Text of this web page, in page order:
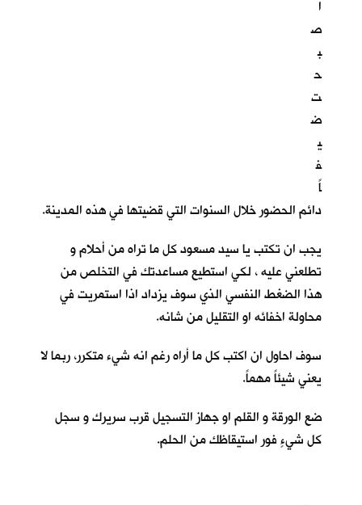
ا
ص
ب
ح
ت
ض
ي
ف
اً
دائم الحضور خلال السنوات التي قضيتها في هذه المدينة.
يجب ان تكتب يا سيد مسعود كل ما تراه من أحلام و
تطلعني عليه ، لكي استطيع مساعدتك في التخلص من
هذا الضغط النفسي الذي سوف يزداد اذا استمريت في
محاولة اخفائه او التقليل من شانه.
سوف احاول ان اكتب كل ما أراه رغم انه شيء متكرر، ربما لا
يعني شيئاً مهماً.
ضع الورقة و القلم او جهاز التسجيل قرب سريرك و سجل
كل شيءٍ فور استيقاظك من الحلم.